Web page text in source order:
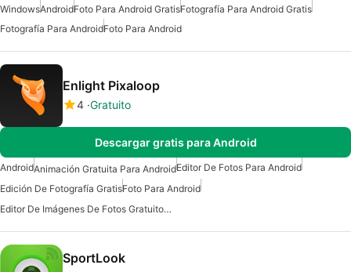
WindowsAndroidFoto Para Android GratisFotografía Para Android Gratis
Fotografía Para AndroidFoto Para Android
Enlight Pixaloop
4 Gratuito
Descargar gratis para Android
AndroidAnimación Gratuita Para AndroidEditor De Fotos Para Android
Edición De Fotografía GratisFoto Para Android
Editor De Imágenes De Fotos Gratuito Para Android
SportLook